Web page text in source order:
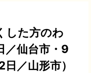
した方のわ
／仙台市・9
／山形市）